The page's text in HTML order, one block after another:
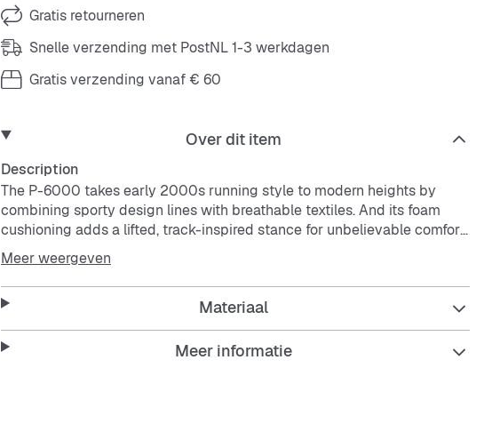
Gratis retourneren
Snelle verzending met PostNL 1-3 werkdagen
Gratis verzending vanaf € 60
Over dit item
Description
The P-6000 takes early 2000s running style to modern heights by
combining sporty design lines with breathable textiles. And its foam
cushioning adds a lifted, track-inspired stance for unbelievable comfort.
Textile upper with synthetic leather overlays is durable and breathable.
Throwback design draws on Nike Pegasus 25 and Nike Pegasus 2006.
Rubber outsole provides durable traction.
Meer weergeven
Materiaal
Meer informatie